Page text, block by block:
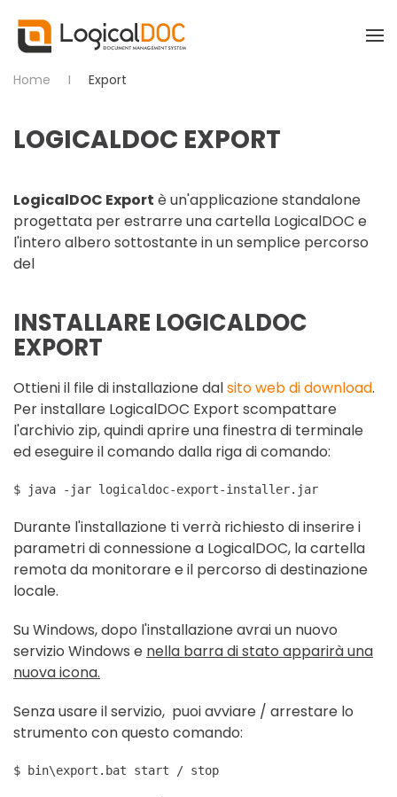
Skip to main content
Home Export
LOGICALDOC EXPORT
LogicalDOC Export è un'applicazione standalone
progettata per estrarre una cartella LogicalDOC e
l'intero albero sottostante in un semplice percorso
del
INSTALLARE LOGICALDOC
EXPORT
Ottieni il file di installazione dalsito web di download.
Per installare LogicalDOC Export scompattare
l'archivio zip, quindi aprire una finestra di terminale
ed eseguire il comando dalla riga di comando:
$ java -jar logicaldoc-export-installer.jar
Durante l'installazione ti verrà richiesto di inserire i
parametri di connessione a LogicalDOC, la cartella
remota da monitorare e il percorso di destinazione
locale.
Su Windows, dopo l'installazione avrai un nuovo
servizio Windows e nella barra di stato apparirà una
nuova icona.
Senza usare il servizio, puoi avviare / arrestare lo
strumento con questo comando:
$ bin\export.bat start / stop